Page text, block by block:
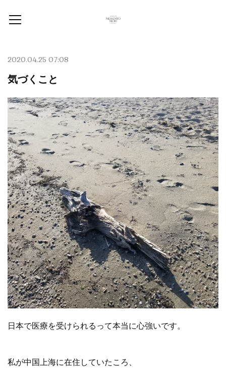
2020.04.25 07:08
気づくこと
日本で医療を受けられるって本当に心強いです。
私が中国上海に在住していたころ、